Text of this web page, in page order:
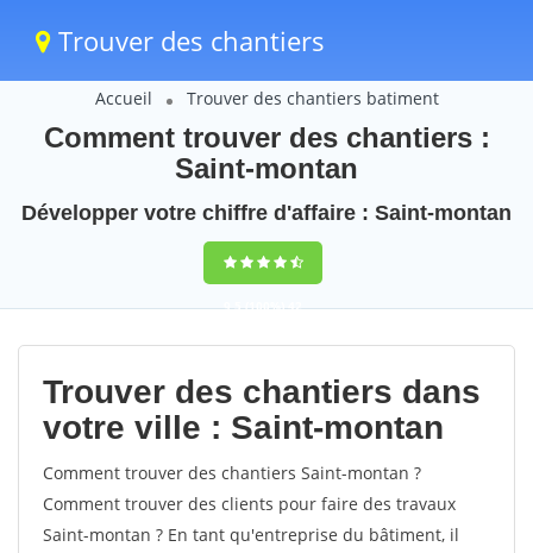
Trouver des chantiers
Accueil Trouver des chantiers batiment
Comment trouver des chantiers :
Saint-montan
Développer votre chiffre d'affaire : Saint-montan
9,5(100%)42
votes
Trouver des chantiers dans
votre ville : Saint-montan
Comment trouver des chantiers Saint-montan ?
Comment trouver des clients pour faire des travaux
Saint-montan ? En tant qu'entreprise du bâtiment, il